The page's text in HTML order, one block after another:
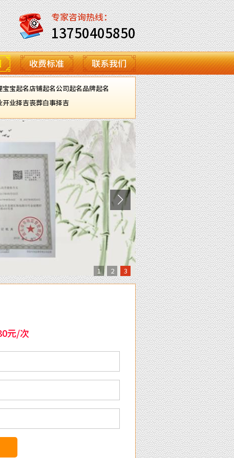
专家咨询热线：
13750405850
收费标准 联系我们
宝宝起名店铺起名公司起名品牌起名
开业择吉丧葬白事择吉
1 2 3
元/次